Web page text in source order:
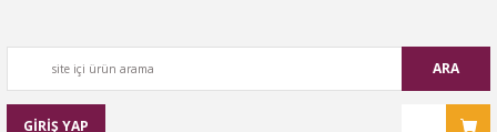
ARA
GİRİŞ YAP